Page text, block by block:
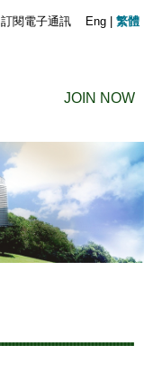
JOIN NOW
訂閱電子通訊 Eng 繁體